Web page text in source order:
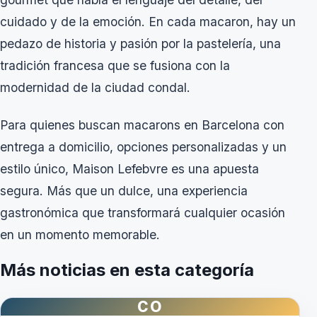
cuidado y de la emoción. En cada macaron, hay un
pedazo de historia y pasión por la pastelería, una
tradición francesa que se fusiona con la
modernidad de la ciudad condal.
Para quienes buscan macarons en Barcelona con
entrega a domicilio, opciones personalizadas y un
estilo único, Maison Lefebvre es una apuesta
segura. Más que un dulce, una experiencia
gastronómica que transformará cualquier ocasión
en un momento memorable.
Más noticias en esta categoría
CO